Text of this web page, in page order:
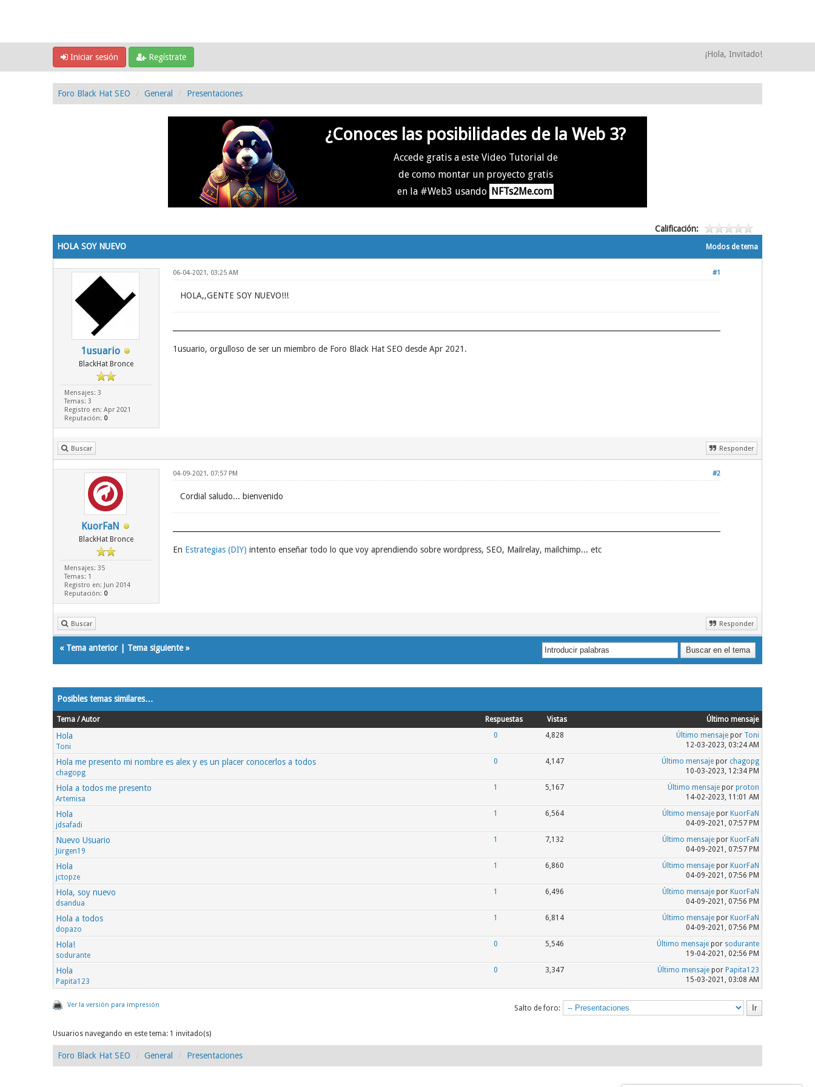
Iniciar sesión Regístrate ¡Hola, Invitado!
Foro Black Hat SEO General Presentaciones
¿Conoces las posibilidades de la Web 3?
Accede gratis a este Video Tutorial de
de como montar un proyecto gratis
en la #Web3 usando NFTs2Me.com
Calificación:
Modos de tema
HOLA SOY NUEVO
1usuario
BlackHat Bronce
Mensajes: 3
Temas: 3
Registro en: Apr 2021
Reputación: 0
#1
06-04-2021, 03:25 AM
HOLA,,GENTE SOY NUEVO!!!
1usuario, orgulloso de ser un miembro de Foro Black Hat SEO desde Apr 2021.
Buscar Responder
KuorFaN
BlackHat Bronce
Mensajes: 35
Temas: 1
Registro en: Jun 2014
Reputación: 0
#2
04-09-2021, 07:57 PM
Cordial saludo... bienvenido
En Estrategias (DIY) intento enseñar todo lo que voy aprendiendo sobre wordpress, SEO, Mailrelay, mailchimp... etc
Buscar Responder
« Tema anterior| Tema siguiente»
Posibles temas similares…
Tema / Autor Respuestas Vistas Último mensaje
Hola
Toni
0 4,828 Último mensajepor Toni
12-03-2023, 03:24 AM
Hola me presento mi nombre es alex y es un placer conocerlos a todos
chagopg
0 4,147 Último mensajepor chagopg
10-03-2023, 12:34 PM
Hola a todos me presento
Artemisa
1 5,167 Último mensajepor proton
14-02-2023, 11:01 AM
Hola
jdsafadi
1 6,564 Último mensajepor KuorFaN
04-09-2021, 07:57 PM
Nuevo Usuario
Jürgen19
1 7,132 Último mensajepor KuorFaN
04-09-2021, 07:57 PM
Hola
jctopze
1 6,860 Último mensajepor KuorFaN
04-09-2021, 07:56 PM
Hola, soy nuevo
dsandua
1 6,496 Último mensajepor KuorFaN
04-09-2021, 07:56 PM
Hola a todos
dopazo
1 6,814 Último mensajepor KuorFaN
04-09-2021, 07:56 PM
Hola!
sodurante
0 5,546 Último mensajepor sodurante
19-04-2021, 02:56 PM
Hola
Papita123
0 3,347 Último mensajepor Papita123
15-03-2021, 03:08 AM
Ver la versión para impresión Salto de foro:
Usuarios navegando en este tema: 1 invitado(s)
Foro Black Hat SEO General Presentaciones